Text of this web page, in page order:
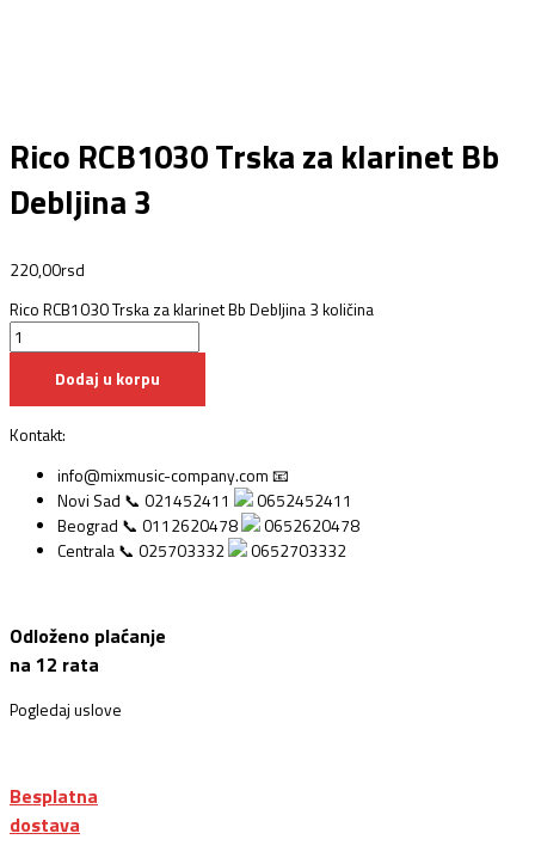
Rico RCB1030 Trska za klarinet Bb
Debljina 3
220,00rsd
Rico RCB1030 Trska za klarinet Bb Debljina 3 količina
Dodaj u korpu
Kontakt:
info@mixmusic-company.com 📧
Novi Sad 📞 021452411
0652452411
Beograd 📞 0112620478
0652620478
Centrala 📞 025703332
0652703332
Odloženo plaćanje
na 12 rata
Pogledaj uslove
Besplatna
dostava